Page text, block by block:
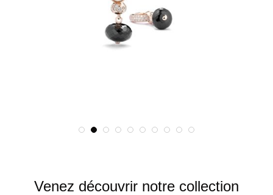
Venez découvrir notre collection